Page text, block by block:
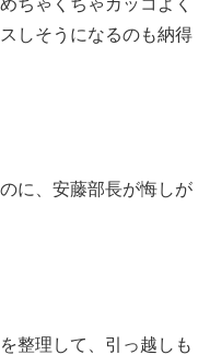
しそうになるのも納得
に、安藤部長が悔しが
整理して、引っ越しも